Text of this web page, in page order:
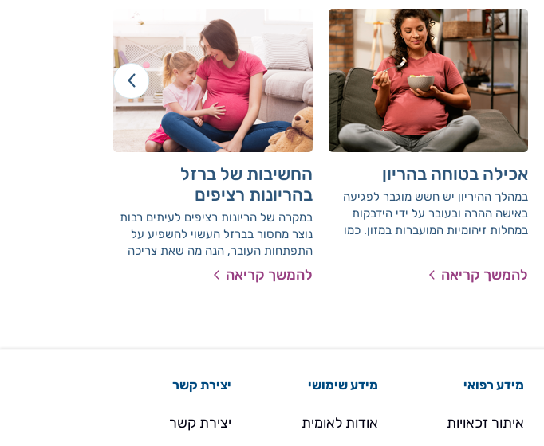
אכילה בטוחה בהריון
במהלך ההיריון יש חשש מוגבר לפגיעה
באישה ההרה ובעובר על ידי הידבקות
במחלות זיהומיות המועברות במזון. כמו
שלהלן תפחית סיכונים אלו.
להמשך קריאה
החשיבות של ברזל
בהריונות רציפים
במקרה של הריונות רציפים לעיתים רבות
נוצר מחסור בברזל העשוי להשפיע על
התפתחות העובר, הנה מה שאת צריכה
לדעת
להמשך קריאה
מידע רפואי
איתור זכאויות
מידע שימושי
אודות לאומית
יצירת קשר
יצירת קשר